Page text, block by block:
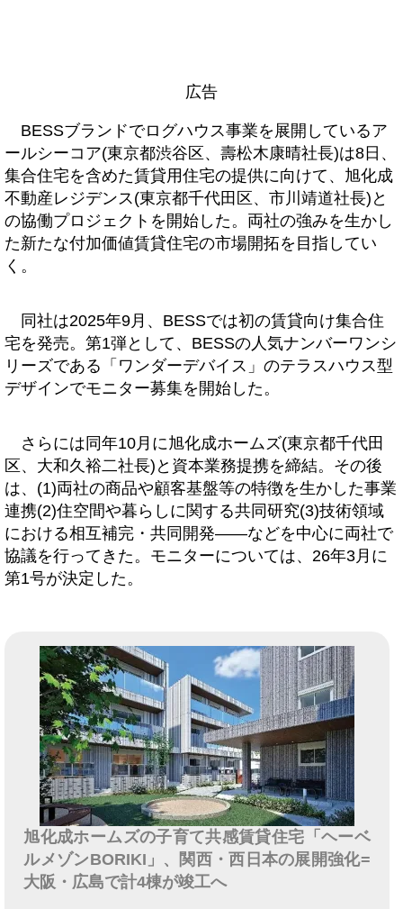
広告
BESSブランドでログハウス事業を展開しているア
ールシーコア(東京都渋谷区、壽松木康晴社長)は8日、
集合住宅を含めた賃貸用住宅の提供に向けて、旭化成
不動産レジデンス(東京都千代田区、市川靖道社長)と
の協働プロジェクトを開始した。両社の強みを生かし
た新たな付加価値賃貸住宅の市場開拓を目指してい
く。
同社は2025年9月、BESSでは初の賃貸向け集合住
宅を発売。第1弾として、BESSの人気ナンバーワンシ
リーズである「ワンダーデバイス」のテラスハウス型
デザインでモニター募集を開始した。
さらには同年10月に旭化成ホームズ(東京都千代田
区、大和久裕二社長)と資本業務提携を締結。その後
は、(1)両社の商品や顧客基盤等の特徴を生かした事業
連携(2)住空間や暮らしに関する共同研究(3)技術領域
における相互補完・共同開発――などを中心に両社で
協議を行ってきた。モニターについては、26年3月に
第1号が決定した。
旭化成ホームズの子育て共感賃貸住宅「ヘーベ
ルメゾンBORIKI」、関西・西日本の展開強化=
大阪・広島で計4棟が竣工へ